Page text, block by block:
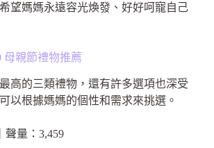
望媽媽永遠容光煥發、好好呵寵自己
母親節禮物推薦
高的三類禮物，還有許多選項也深受
以根據媽媽的個性和需求來挑選。
聲量：3,459